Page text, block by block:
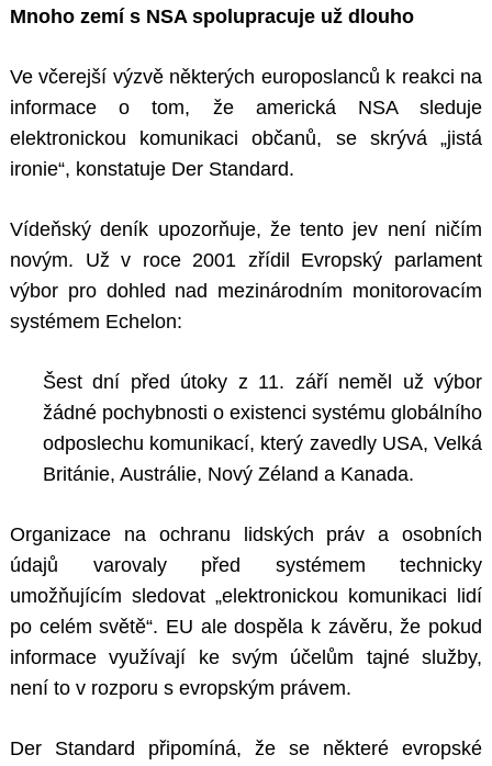
Mnoho zemí s NSA spolupracuje už dlouho
Ve včerejší výzvě některých europoslanců k reakci na
informace o tom, že americká NSA sleduje
elektronickou komunikaci občanů, se skrývá „jistá
ironie“, konstatuje Der Standard.
Vídeňský deník upozorňuje, že tento jev není ničím
novým. Už v roce 2001 zřídil Evropský parlament
výbor pro dohled nad mezinárodním monitorovacím
systémem Echelon:
Šest dní před útoky z 11. září neměl už výbor
žádné pochybnosti o existenci systému globálního
odposlechu komunikací, který zavedly USA, Velká
Británie, Austrálie, Nový Zéland a Kanada.
Organizace na ochranu lidských práv a osobních
údajů varovaly před systémem technicky
umožňujícím sledovat „elektronickou komunikaci lidí
po celém světě“. EU ale dospěla k závěru, že pokud
informace využívají ke svým účelům tajné služby,
není to v rozporu s evropským právem.
Der Standard připomíná, že se některé evropské
Search